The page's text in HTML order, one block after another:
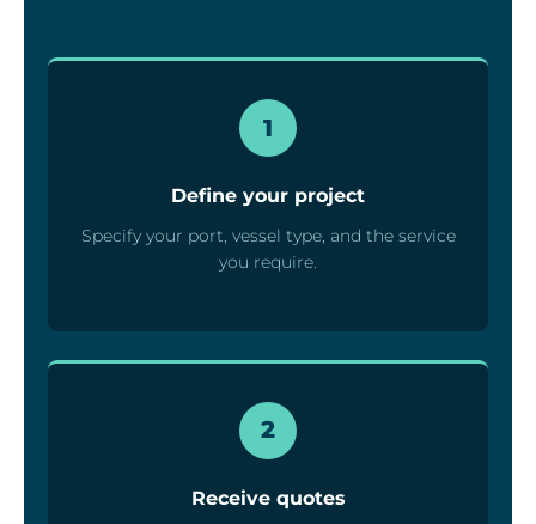
1
Define your project
Specify your port, vessel type, and the service
you require.
2
Receive quotes